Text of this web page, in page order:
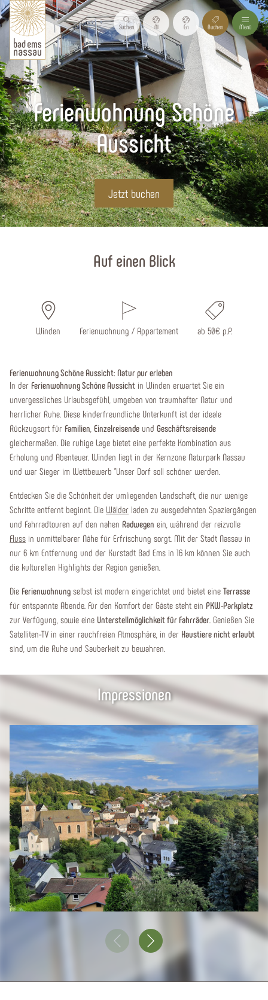
Suchen Nl En Buchen Menü
Ferienwohnung Schöne
Aussicht
Jetzt buchen
Auf einen Blick
Winden Ferienwohnung / Appartement ab 50€ p.P.
Ferienwohnung Schöne Aussicht: Natur pur erleben
In der Ferienwohnung Schöne Aussicht in Winden erwartet Sie ein
unvergessliches Urlaubsgefühl, umgeben von traumhafter Natur und
herrlicher Ruhe. Diese kinderfreundliche Unterkunft ist der ideale
Rückzugsort für Familien Einzelreisende und Geschäftsreisende
gleichermaßen. Die ruhige Lage bietet eine perfekte Kombination aus
Erholung und Abenteuer. Winden liegt in der Kernzone Naturpark Nassau
und war Sieger im Wettbewerb "Unser Dorf soll schöner werden.
Entdecken Sie die Schönheit der umliegenden Landschaft, die nur wenige
Schritte entfernt beginnt. Die Wälder laden zu ausgedehnten Spaziergängen
und Fahrradtouren auf den nahen Radwegen ein, während der reizvolle
Fluss in unmittelbarer Nähe für Erfrischung sorgt. Mit der Stadt Nassau in
nur 6 km Entfernung und der Kurstadt Bad Ems in 16 km können Sie auch
die kulturellen Highlights der Region genießen.
Die Ferienwohnung selbst ist modern eingerichtet und bietet eine Terrasse
für entspannte Abende. Für den Komfort der Gäste steht ein PKW-Parkplatz
zur Verfügung, sowie eine Unterstellmöglichkeit für Fahrräder . Genießen Sie
Satelliten-TV in einer rauchfreien Atmosphäre, in der Haustiere nicht erlaubt
sind, um die Ruhe und Sauberkeit zu bewahren.
Impressionen